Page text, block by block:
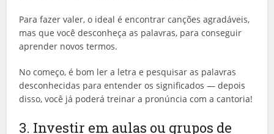
Para fazer valer, o ideal é encontrar canções agradáveis,
mas que você desconheça as palavras, para conseguir
aprender novos termos.
No começo, é bom ler a letra e pesquisar as palavras
desconhecidas para entender os significados — depois
disso, você já poderá treinar a pronúncia com a cantoria!
3. Investir em aulas ou grupos de